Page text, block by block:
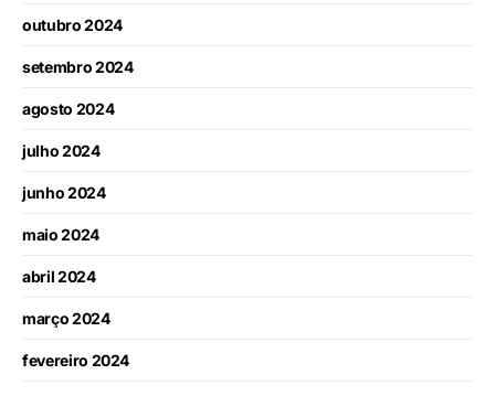
outubro 2024
setembro 2024
agosto 2024
julho 2024
junho 2024
maio 2024
abril 2024
março 2024
fevereiro 2024